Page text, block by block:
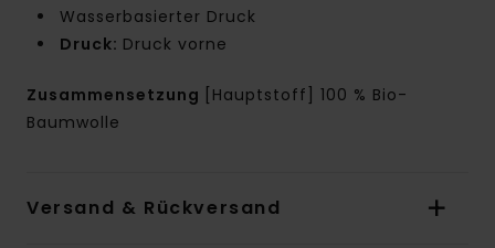
Wasserbasierter Druck
Druck: Druck vorne
Zusammensetzung
[Hauptstoff] 100 % Bio-
Baumwolle
Versand & Rückversand